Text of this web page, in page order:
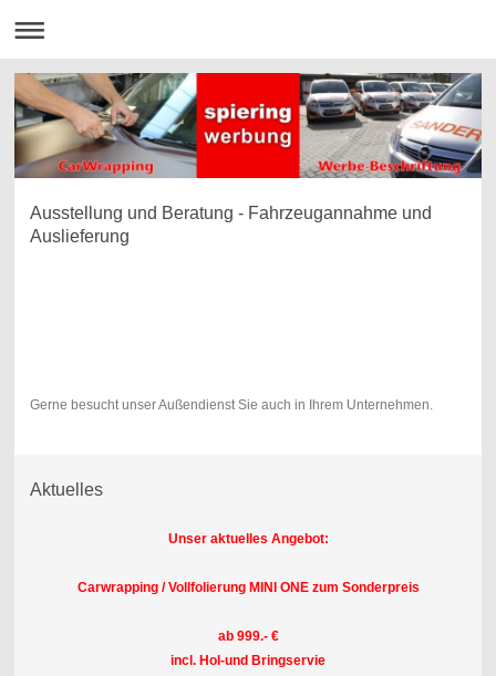
Ausstellung und Beratung - Fahrzeugannahme und
Auslieferung
Gerne besucht unser Außendienst Sie auch in Ihrem Unternehmen.
Aktuelles
Unser aktuelles Angebot:
Carwrapping / Vollfolierung MINI ONE zum Sonderpreis
ab 999.- €
incl. Hol-und Bringservie